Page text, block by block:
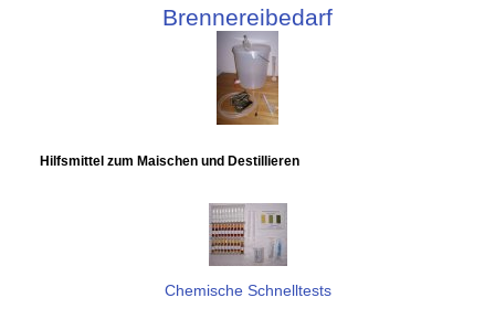
Brennereibedarf
Hilfsmittel zum Maischen und Destillieren
Chemische Schnelltests